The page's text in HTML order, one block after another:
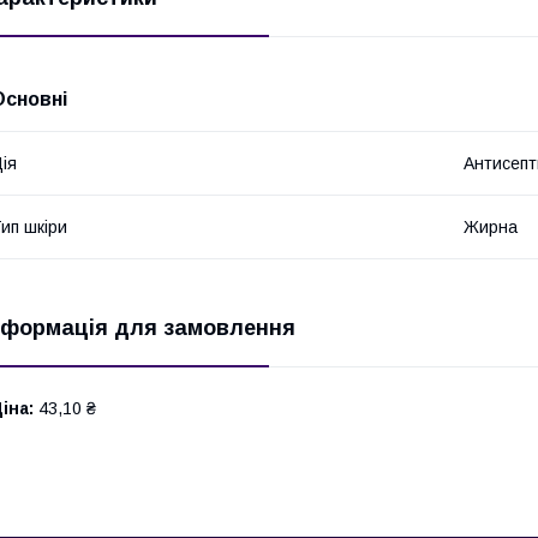
шкіри Жирна
для замовлення
43,10 ₴